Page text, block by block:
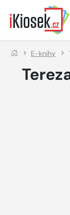
Přejít na hlavní
E-knihy